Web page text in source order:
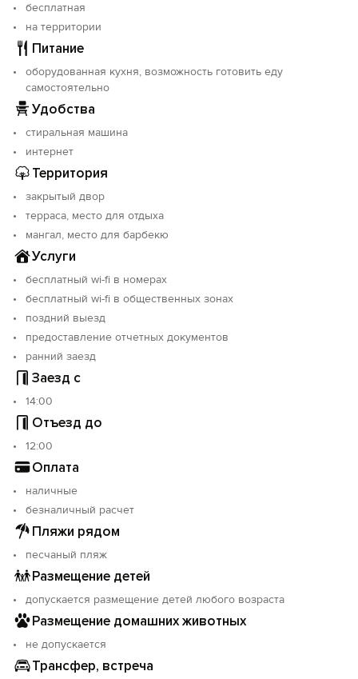
бесплатная
на территории
Питание
оборудованная кухня, возможность готовить еду
самостоятельно
Удобства
стиральная машина
интернет
Территория
закрытый двор
терраса, место для отдыха
мангал, место для барбекю
Услуги
бесплатный wi-fi в номерах
бесплатный wi-fi в общественных зонах
поздний выезд
предоставление отчетных документов
ранний заезд
Заезд с
14:00
Отъезд до
12:00
Оплата
наличные
безналичный расчет
Пляжи рядом
песчаный пляж
Размещение детей
допускается размещение детей любого возраста
Размещение домашних животных
не допускается
Трансфер, встреча